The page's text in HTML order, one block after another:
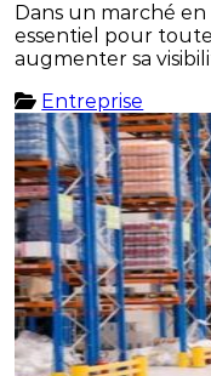
Dans un marché
essentiel pour
augmenter sa
Entreprise